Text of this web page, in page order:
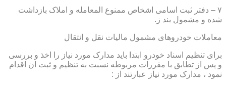
۷ – دفتر ثبت اسامی اشخاص ممنوع المعامله و املاک بازداشت
شده و مشمول بند ز.
معاملات خودروهای مشمول مالیات نقل و انتقال
برای تنظیم اسناد خودرو ابتدا باید مدارک مورد نیاز را اخذ و بررسی
و پس از تطابق با مقررات مربوطه نسبت به تنظیم و ثبت ان اقدام
نمود ، مدارک مورد نیاز عبارتند از :